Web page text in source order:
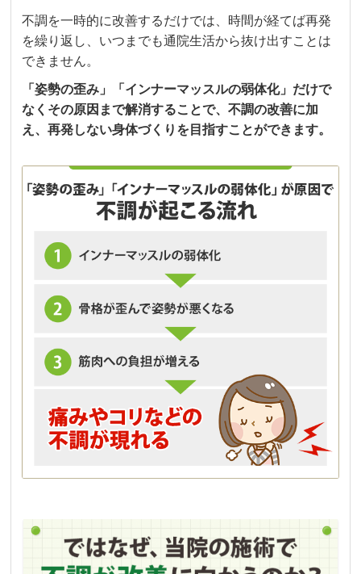
不調を一時的に改善するだけでは、時間が経てば再発
を繰り返し、いつまでも通院生活から抜け出すことは
できません。
「姿勢の歪み」「インナーマッスルの弱体化」だけで
なくその原因まで解消することで、不調の改善に加
え、再発しない身体づくりを目指すことができます。